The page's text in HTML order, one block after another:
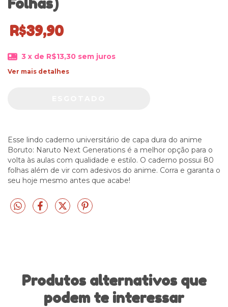
Folhas)
R$39,90
3 x de R$13,30 sem juros
Ver mais detalhes
Esse lindo caderno universitário de capa dura do anime
Boruto: Naruto Next Generations é a melhor opção para o
volta às aulas com qualidade e estilo. O caderno possui 80
folhas além de vir com adesivos do anime. Corra e garanta o
seu hoje mesmo antes que acabe!
Produtos alternativos que
podem te interessar